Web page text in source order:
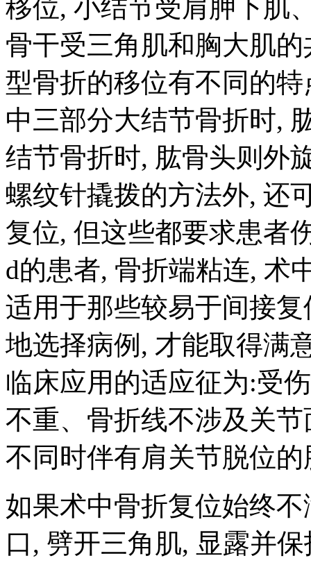
移位, 小结节受肩胛下肌
骨干受三角肌和胸大肌
型骨折的移位有不同的
中三部分大结节骨折时,
结节骨折时, 肱骨头则外
螺纹针撬拨的方法外, 还
复位, 但这些都要求患者
d的患者, 骨折端粘连, 术
适用于那些较易于间接
地选择病例, 才能取得满
临床应用的适应征为:受
不重、骨折线不涉及关
不同时伴有肩关节脱位
如果术中骨折复位始终
口, 劈开三角肌, 显露并